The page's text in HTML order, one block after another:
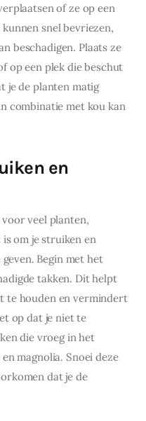
of ze op een
snel bevriezen,
beschadigen. Plaats ze
op een plek die beschut
je de planten matig
combinatie met kou kan
en
veel planten,
om je struiken en
Begin met het
takken. Dit helpt
te houden en vermindert
op dat je niet te
die vroeg in het
magnolia. Snoei deze
dat je de